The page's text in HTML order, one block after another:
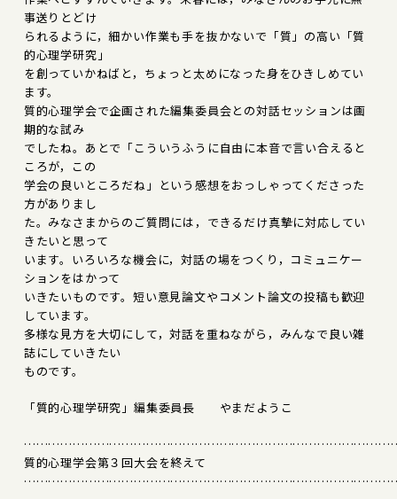
事送りとどけ
られるように，細かい作業も手を抜かないで「質」の高い「質
的心理学研究」
を創っていかねばと，ちょっと太めになった身をひきしめてい
ます。
質的心理学会で企画された編集委員会との対話セッションは画
期的な試み
でしたね。あとで「こういうふうに自由に本音で言い合えると
ころが，この
学会の良いところだね」という感想をおっしゃってくださった
方がありまし
た。みなさまからのご質問には，できるだけ真摯に対応してい
きたいと思って
います。いろいろな機会に，対話の場をつくり，コミュニケー
ションをはかって
いきたいものです。短い意見論文やコメント論文の投稿も歓迎
しています。
多様な見方を大切にして，対話を重ねながら，みんなで良い雑
誌にしていきたい
ものです。
「質的心理学研究」編集委員長 やまだようこ
質的心理学会第３回大会を終えて